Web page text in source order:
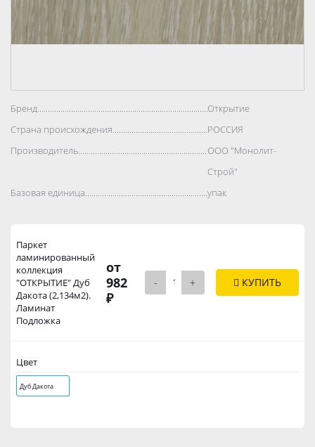
Бренд..................................................................................Открытие
Страна происхождения..................................................................................
РОССИЯ
Производитель..................................................................................
ООО "Монолит-
Строй"
Базовая единица..................................................................................
упак
Паркет
ламинированный
коллекция
"ОТКРЫТИЕ" Дуб
Дакота (2,134м2).
Ламинат
Подложка
от
982
₽
- + КУПИТЬ
Цвет
Дуб Дакота